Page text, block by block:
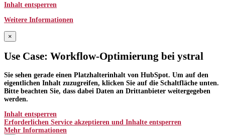
Inhalt entsperren
Weitere Informationen
×
Use Case: Workflow-Optimierung bei ystral
Sie sehen gerade einen Platzhalterinhalt von HubSpot. Um auf den
eigentlichen Inhalt zuzugreifen, klicken Sie auf die Schaltfläche unten.
Bitte beachten Sie, dass dabei Daten an Drittanbieter weitergegeben
werden.
Inhalt entsperren
Erforderlichen Service akzeptieren und Inhalte entsperren
Mehr Informationen